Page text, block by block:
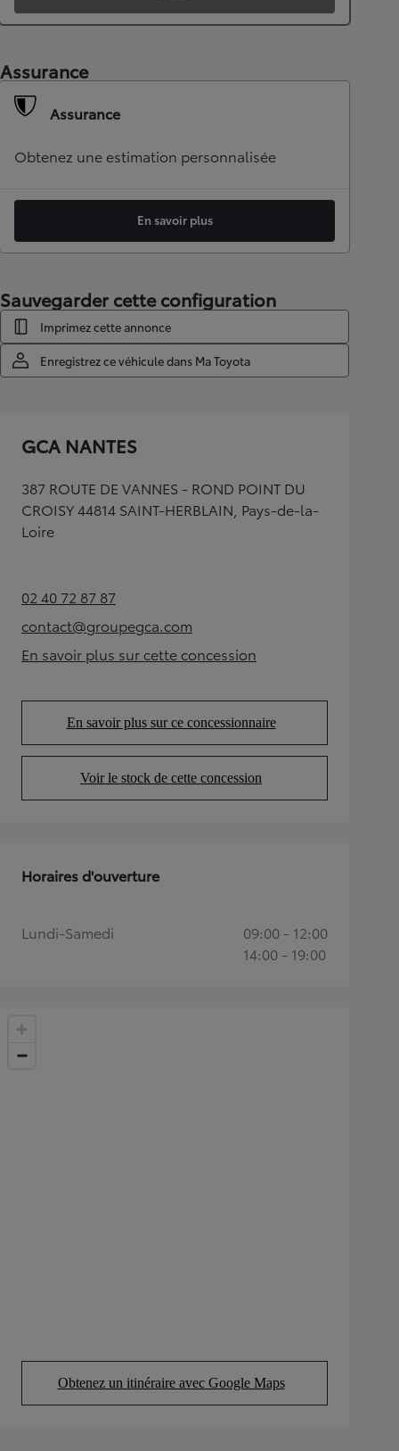
Assurance
Assurance
Obtenez une estimation personnalisée
En savoir plus
Sauvegarder cette configuration
Imprimez cette annonce
Enregistrez ce véhicule dans Ma Toyota
GCA NANTES
387 ROUTE DE VANNES - ROND POINT DU
CROISY 44814 SAINT-HERBLAIN, Pays-de-la-
Loire
02 40 72 87 87(Opens in new tab)
contact@groupegca.com
(Opens in new tab)
En savoir plus sur cette concession
(Opens in new tab)
En savoir plus sur ce concessionnaire
(Opens in new tab)
Voir le stock de cette concession
(Opens in new tab)
Obtenez un itinéraire avec Google Maps
(Opens in new tab)
Horaires d'ouverture
Lundi-Samedi
09:00 - 12:00
14:00 - 19:00